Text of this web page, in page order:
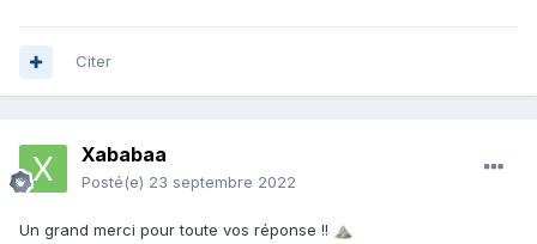
Citer
Xababaa
Posté(e) 23 septembre 2022
Un grand merci pour toute vos réponse !! ⛰️